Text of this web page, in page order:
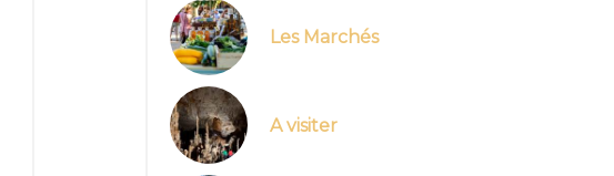
Les Marchés
A visiter